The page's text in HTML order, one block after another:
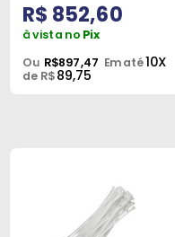
R$ 852,60
à vista no Pix
Ou R$897,47 Em até10X
de R$89,75